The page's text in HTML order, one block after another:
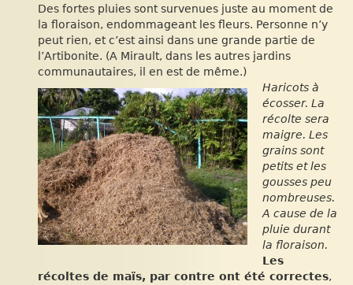
Des fortes pluies sont survenues juste au moment de
la floraison, endommageant les fleurs. Personne n’y
peut rien, et c’est ainsi dans une grande partie de
l’Artibonite. (A Mirault, dans les autres jardins
communautaires, il en est de même.)
Haricots à
écosser. La
récolte sera
maigre. Les
grains sont
petits et les
gousses peu
nombreuses.
A cause de la
pluie durant
la floraison.
Les
récoltes de maïs, par contre ont été correctes,